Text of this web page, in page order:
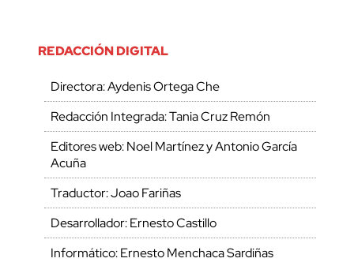
REDACCIÓN DIGITAL
Directora: Aydenis Ortega Che
Redacción Integrada: Tania Cruz Remón
Editores web: Noel Martínez y Antonio García
Acuña
Traductor: Joao Fariñas
Desarrollador: Ernesto Castillo
Informático: Ernesto Menchaca Sardiñas